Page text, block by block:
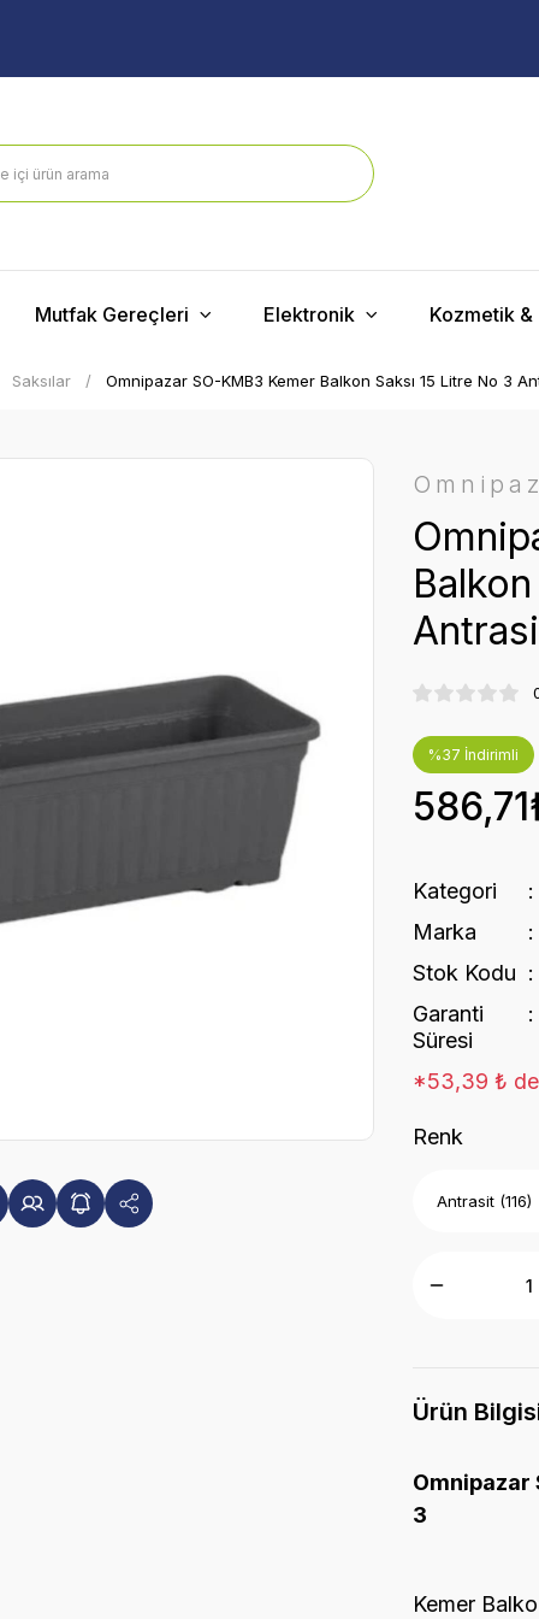
Mutfak Gereçleri Elektronik Kozmetik &
Saksılar Omnipazar SO-KMB3 Kemer Balkon Saksı 15 Litre No 3
%37 İndirimli
Kategori
Marka
Stok Kodu
Garanti
Süresi
*53,39 ₺
Renk
Ürün
Omnipazar
3
Kemer